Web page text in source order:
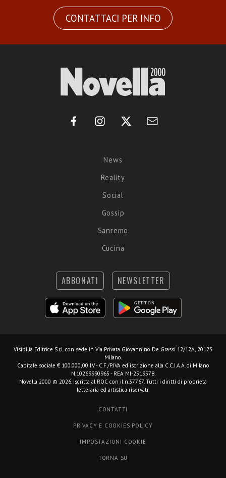
CONTATTACI PER INFO
News
Reality
Social
Gossip
Sanremo
Cucina
ABBONATI NEWSLETTER
Visibilia Editrice S.r.l. con sede in Via Privata Giovannino De Grassi 12/12A, 20123
Milano.
Capitale sociale € 100.000,00 I.V. - C.F./P.IVA ed iscrizione alla C.C.I.A.A. di Milano
N.10269990965 - REA MI-2519578.
Novella 2000 © 2026. Iscritta al ROC con il n.37767. Tutti i diritti di proprietà
letteraria ed artistica riservati.
CONTATTI
PRIVACY E COOKIES POLICY
IMPOSTAZIONI COOKIE
TORNA SU